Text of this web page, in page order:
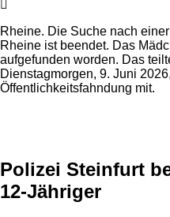
Rheine. Die Suche nach
Rheine ist beendet. Das
aufgefunden worden. Das
Dienstagmorgen, 9. Juni
Öffentlichkeitsfahndung mit.
Polizei Steinfurt
12-Jähriger